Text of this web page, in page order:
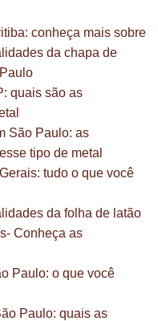
conheça mais sobre
da chapa de
quais são as
São Paulo: as
tipo de metal
tudo o que você
da folha de latão
Conheça as
Paulo: o que você
Paulo: quais as